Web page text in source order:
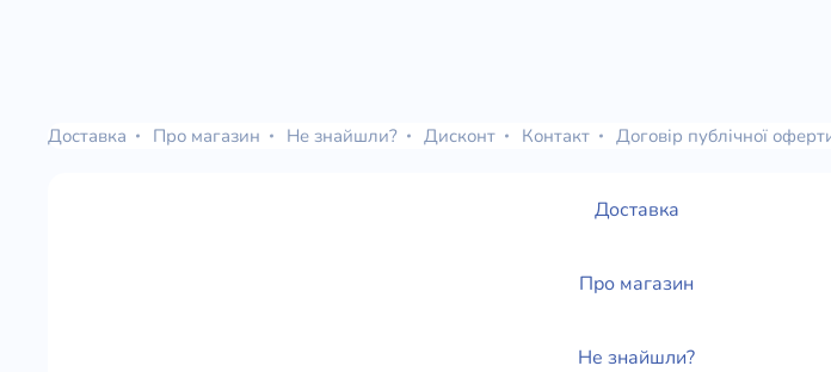
Доставка Про магазин Не знайшли? Дисконт Контакт Договір публічної
Доставка
Про магазин
Не знайшли?